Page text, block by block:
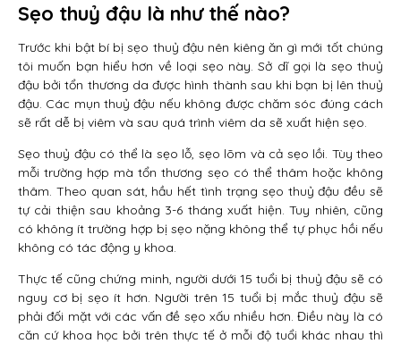
Sẹo thuỷ đậu là như thế nào?
Trước khi bật bí bị sẹo thuỷ đậu nên kiêng ăn gì mới tốt chúng
tôi muốn bạn hiểu hơn về loại sẹo này. Sở dĩ gọi là sẹo thuỷ
đậu bởi tổn thương da được hình thành sau khi bạn bị lên thuỷ
đậu. Các mụn thuỷ đậu nếu không được chăm sóc đúng cách
sẽ rất dễ bị viêm và sau quá trình viêm da sẽ xuất hiện sẹo.
Sẹo thuỷ đậu có thể là sẹo lỗ, sẹo lõm và cả sẹo lồi. Tùy theo
mỗi trường hợp mà tổn thương sẹo có thể thâm hoặc không
thâm. Theo quan sát, hầu hết tình trạng sẹo thuỷ đậu đều sẽ
tự cải thiện sau khoảng 3-6 tháng xuất hiện. Tuy nhiên, cũng
có không ít trường hợp bị sẹo nặng không thể tự phục hồi nếu
không có tác động y khoa.
Thực tế cũng chứng minh, người dưới 15 tuổi bị thuỷ đậu sẽ có
nguy cơ bị sẹo ít hơn. Người trên 15 tuổi bị mắc thuỷ đậu sẽ
phải đối mặt với các vấn đề sẹo xấu nhiều hơn. Điều này là có
căn cứ khoa học bởi trên thực tế ở mỗi độ tuổi khác nhau thì